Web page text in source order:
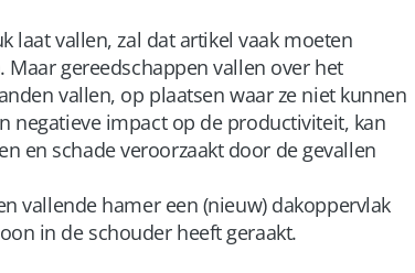
laat vallen, zal dat artikel vaak moeten
gereedschappen vallen over het
vallen, op plaatsen waar ze niet kunnen
negatieve impact op de productiviteit, kan
en schade veroorzaakt door de gevallen
vallende hamer een (nieuw) dakoppervlak
in de schouder heeft geraakt.